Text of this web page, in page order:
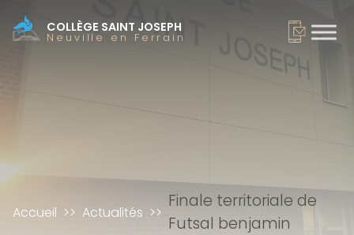
COLLÈGE SAINT JOSEPH
Neuville en Ferrain
Accueil Actualités
Finale territoriale de
Futsal benjamin